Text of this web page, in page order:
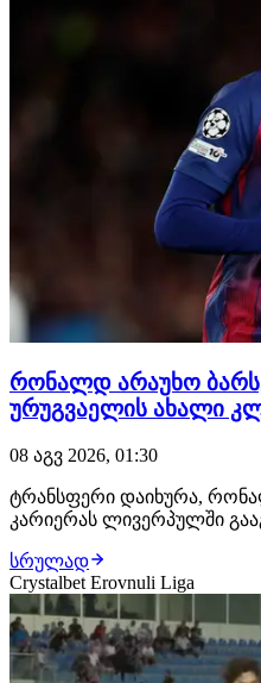
რონალდ არაუხო
ურუგვაელის ახალი
08 აგვ 2026, 01:30
ტრანსფერი დაიხურა,
კარიერას ლივერპულში
მცველს ახალ კლუბში უკვე
სამედიცინო შემოწმებას
მოაწერს. როგორც ცნობილი
წლიან…
სრულად
Crystalbet Erovnuli Liga